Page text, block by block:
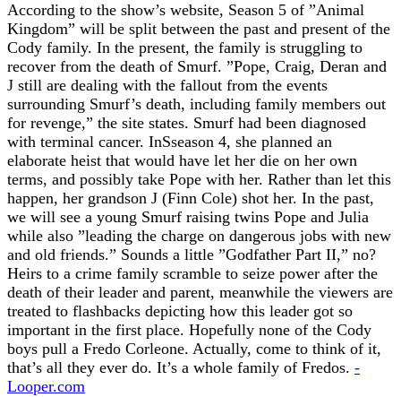
According to the show’s website, Season 5 of ”Animal
Kingdom” will be split between the past and present of the
Cody family. In the present, the family is struggling to
recover from the death of Smurf. ”Pope, Craig, Deran and
J still are dealing with the fallout from the events
surrounding Smurf’s death, including family members out
for revenge,” the site states. Smurf had been diagnosed
with terminal cancer. InSseason 4, she planned an
elaborate heist that would have let her die on her own
terms, and possibly take Pope with her. Rather than let this
happen, her grandson J (Finn Cole) shot her. In the past,
we will see a young Smurf raising twins Pope and Julia
while also ”leading the charge on dangerous jobs with new
and old friends.” Sounds a little ”Godfather Part II,” no?
Heirs to a crime family scramble to seize power after the
death of their leader and parent, meanwhile the viewers are
treated to flashbacks depicting how this leader got so
important in the first place. Hopefully none of the Cody
boys pull a Fredo Corleone. Actually, come to think of it,
that’s all they ever do. It’s a whole family of Fredos. -
Looper.com